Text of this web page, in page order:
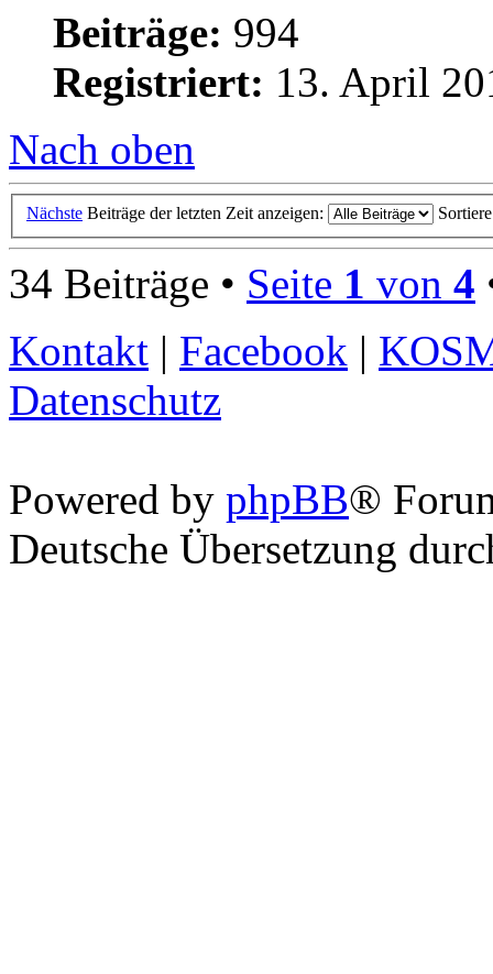
Beiträge: 994
Registriert: 13. April
Nach oben
Nächste Beiträge der letzten Zeit anzeigen:
34 Beiträge • Seite 1 von 4
Kontakt | Facebook |
Datenschutz
Powered by phpBB®
Deutsche Übersetzung